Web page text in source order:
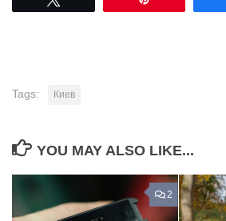
Tags: Киев
YOU MAY ALSO LIKE...
2